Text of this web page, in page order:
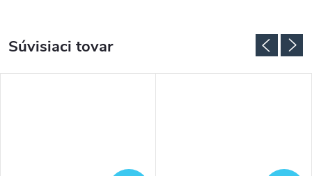
Súvisiaci tovar